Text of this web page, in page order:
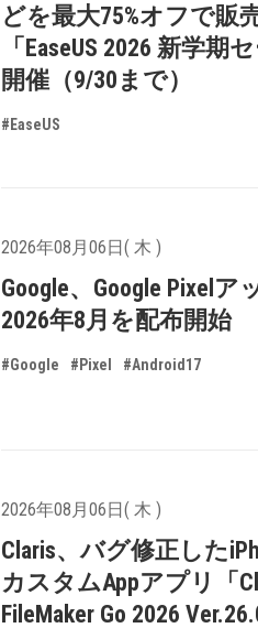
どを最大75%オフで販
「EaseUS 2026 新学期
開催（9/30まで）
#EaseUS
2026年08月06日( 木 )
Google、Google Pixelア
2026年8月を配布開始
#Google #Pixel #Android17
2026年08月06日( 木 )
Claris、バグ修正した
カスタムAppアプリ「
FileMaker Go 2026